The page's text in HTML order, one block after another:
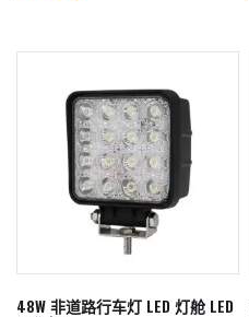
48W 非道路行车灯 LED 灯舱 LED